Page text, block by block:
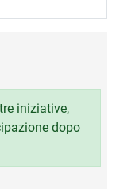
iniziative,
dopo